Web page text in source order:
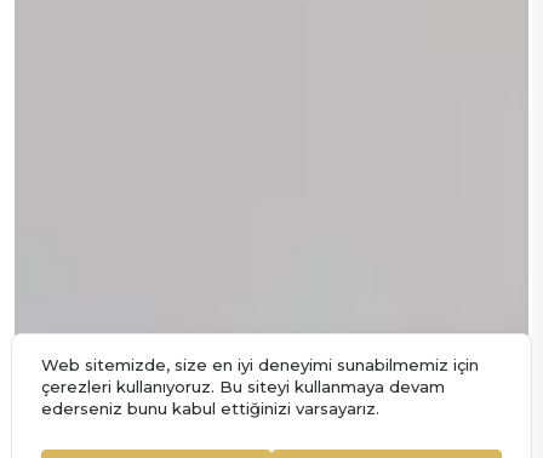
Web sitemizde, size en iyi deneyimi sunabilmemiz için
çerezleri kullanıyoruz. Bu siteyi kullanmaya devam
ederseniz bunu kabul ettiğinizi varsayarız.